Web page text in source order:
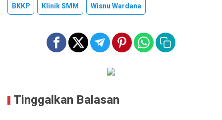
BKKP Klinik SMM Wisnu Wardana
Tinggalkan Balasan